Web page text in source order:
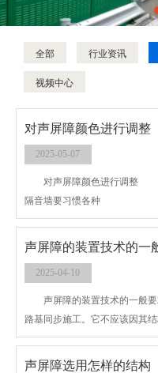
全部 行业资讯
视频中心
对声屏障颜色进行调整
2025-05-07
对声屏障颜色进行调整
隔音墙要习惯各种
声屏障的装置技术的一
2025-04-10
声屏障的装置技术的一般
路基同步施工。它不应该因其
铺设电缆槽之前，应稳定路基
声屏障选用怎样的结构